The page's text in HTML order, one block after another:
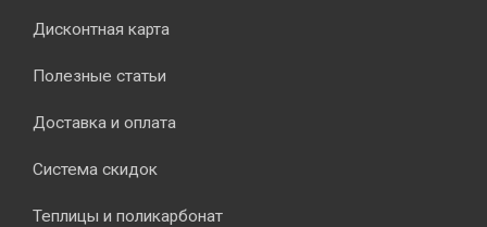
Дисконтная карта
Полезные статьи
Доставка и оплата
Система скидок
Теплицы и поликарбонат